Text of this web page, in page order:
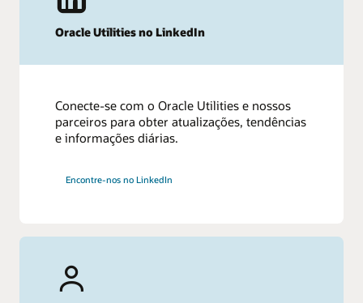
Oracle Utilities no LinkedIn
Conecte-se com o Oracle Utilities e nossos
parceiros para obter atualizações, tendências
e informações diárias.
Encontre-nos no LinkedIn